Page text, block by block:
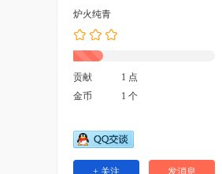
炉火纯青
贡献
1 点
金币
1 个
+ 关注 发消息